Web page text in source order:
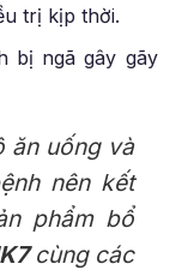
trị kịp thời.
bị ngã gây gãy
ăn uống và
nên kết
phẩm bổ
cùng các